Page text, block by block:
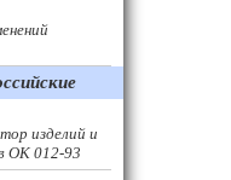
изделий и
ОК 012-93